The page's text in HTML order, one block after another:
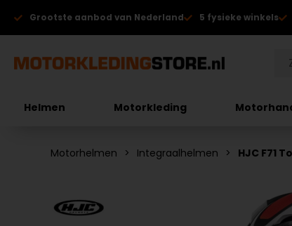
Grootste aanbod van Nederland 5 fysieke winkels
Helmen Motorkleding
Motorhelmen Integraalhelmen HJC F71